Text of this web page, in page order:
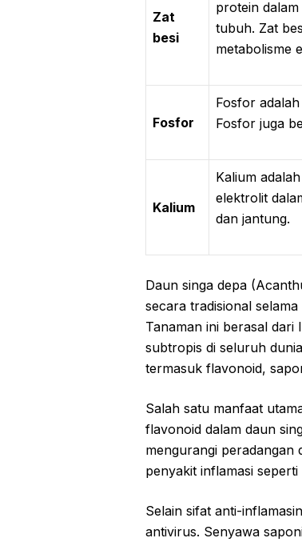
Zat
besi
protein
tubuh. Zat
metabolisme
Fosfor
Fosfor
Fosfor juga
Kalium
Kalium
elektrolit
dan jantung.
Daun singa depa
secara tradisional
Tanaman ini berasal dari
subtropis di seluruh
termasuk flavonoid,
Salah satu manfaat
flavonoid dalam daun
mengurangi peradangan
penyakit inflamasi
Selain sifat anti-
antivirus. Senyawa